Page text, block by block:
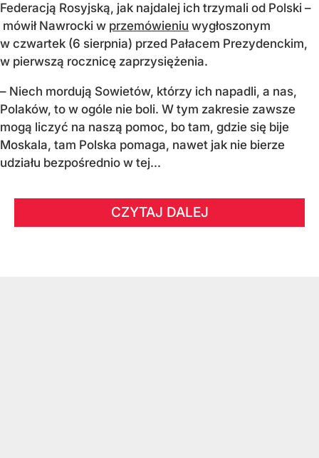
Federacją Rosyjską, jak najdalej ich trzymali od Polski –
mówił Nawrocki w przemówieniu wygłoszonym
w czwartek (6 sierpnia) przed Pałacem Prezydenckim,
w pierwszą rocznicę zaprzysiężenia.
– Niech mordują Sowietów, którzy ich napadli, a nas,
Polaków, to w ogóle nie boli. W tym zakresie zawsze
mogą liczyć na naszą pomoc, bo tam, gdzie się bije
Moskala, tam Polska pomaga, nawet jak nie bierze
udziału bezpośrednio w tej...
CZYTAJ DALEJ